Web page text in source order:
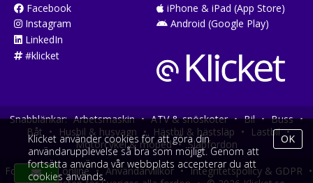
Facebook
Instagram
LinkedIn
#klicket
iPhone & iPad (App Store)
Android (Google Play)
Snabblänkar: Arbetsmaskin • ATV & snöskoter • Bil • Buss •
Båt • Husbil & husvagn • Hästbil & hästsläp • Lastbil •
Motorcykel & moped • Släpfordon
Fordonsköp online • Användarvillkor • Integritetspolicy & GDPR •
Klicket använder cookies för att göra din
användarupplevelse så bra som möjligt. Genom att
fortsätta använda vår webbplats accepterar du att
cookies används.
OK